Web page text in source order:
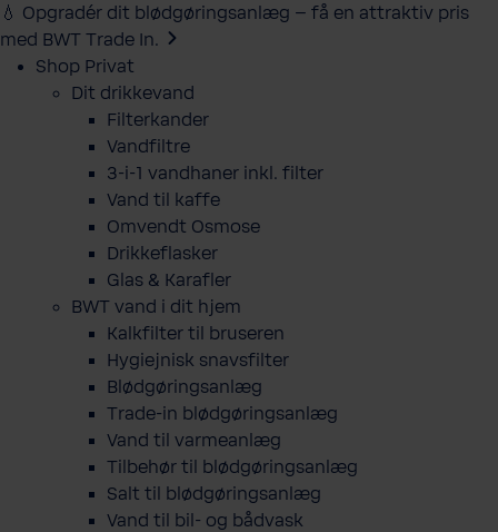
💧 Opgradér dit blødgøringsanlæg – få en attraktiv pris
med BWT Trade In.
Shop Privat
Dit drikkevand
Filterkander
Vandfiltre
3-i-1 vandhaner inkl. filter
Vand til kaffe
Omvendt Osmose
Drikkeflasker
Glas & Karafler
BWT vand i dit hjem
Kalkfilter til bruseren
Hygiejnisk snavsfilter
Blødgøringsanlæg
Trade-in blødgøringsanlæg
Vand til varmeanlæg
Tilbehør til blødgøringsanlæg
Salt til blødgøringsanlæg
Vand til bil- og bådvask